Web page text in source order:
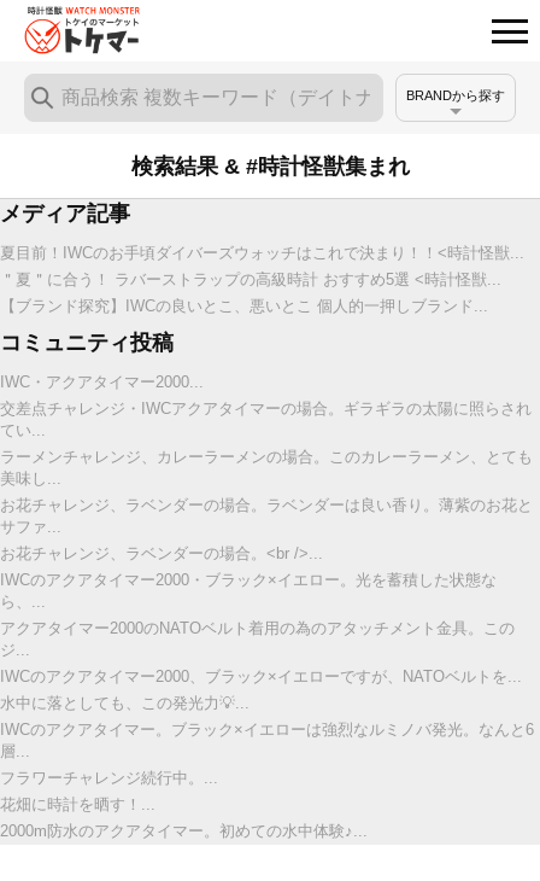
BRANDから探す
検索結果 & #時計怪獣集まれ
メディア記事
夏目前！IWCのお手頃ダイバーズウォッチはこれで決まり！！<時計怪獣...
＂夏＂に合う！ ラバーストラップの高級時計 おすすめ5選 <時計怪獣...
【ブランド探究】IWCの良いとこ、悪いとこ 個人的一押しブランド...
コミュニティ投稿
IWC・アクアタイマー2000...
交差点チャレンジ・IWCアクアタイマーの場合。ギラギラの太陽に照らされ
てい...
ラーメンチャレンジ、カレーラーメンの場合。このカレーラーメン、とても
美味し...
お花チャレンジ、ラベンダーの場合。ラベンダーは良い香り。薄紫のお花と
サファ...
お花チャレンジ、ラベンダーの場合。<br />...
IWCのアクアタイマー2000・ブラック×イエロー。光を蓄積した状態な
ら、...
アクアタイマー2000のNATOベルト着用の為のアタッチメント金具。この
ジ...
IWCのアクアタイマー2000、ブラック×イエローですが、NATOベルトを...
水中に落としても、この発光力💡...
IWCのアクアタイマー。ブラック×イエローは強烈なルミノバ発光。なんと6
層...
フラワーチャレンジ続行中。...
花畑に時計を晒す！...
2000m防水のアクアタイマー。初めての水中体験♪...